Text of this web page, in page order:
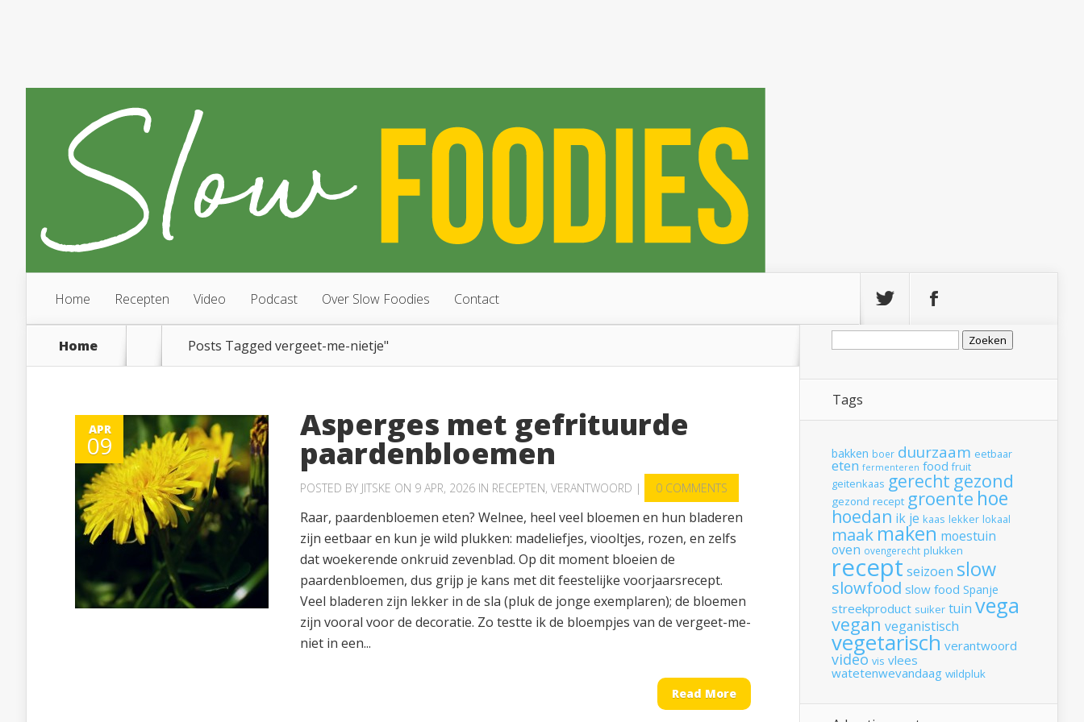
Home Recepten Video Podcast Over Slow Foodies Contact
Home Posts Tagged vergeet-me-nietje"
APR
09
Asperges met gefrituurde
paardenbloemen
POSTED BY JITSKE ON 9 APR, 2026 IN RECEPTEN, VERANTWOORD | 0 COMMENTS
Raar, paardenbloemen eten? Welnee, heel veel bloemen en hun bladeren
zijn eetbaar en kun je wild plukken: madeliefjes, viooltjes, rozen, en zelfs
dat woekerende onkruid zevenblad. Op dit moment bloeien de
paardenbloemen, dus grijp je kans met dit feestelijke voorjaarsrecept.
Veel bladeren zijn lekker in de sla (pluk de jonge exemplaren); de bloemen
zijn vooral voor de decoratie. Zo testte ik de bloempjes van de vergeet-me-
niet in een...
Read More
Zoeken
Tags
bakken boer duurzaam eetbaar
eten fermenteren food fruit
geitenkaas gerecht gezond
gezond recept groente hoe
hoedan ik je kaas lekker lokaal
maak maken moestuin
oven ovengerecht plukken
recept seizoen slow
slowfood slow food Spanje
streekproduct suiker tuin vega
vegan veganistisch
vegetarisch verantwoord
video vis vlees
watetenwevandaag wildpluk